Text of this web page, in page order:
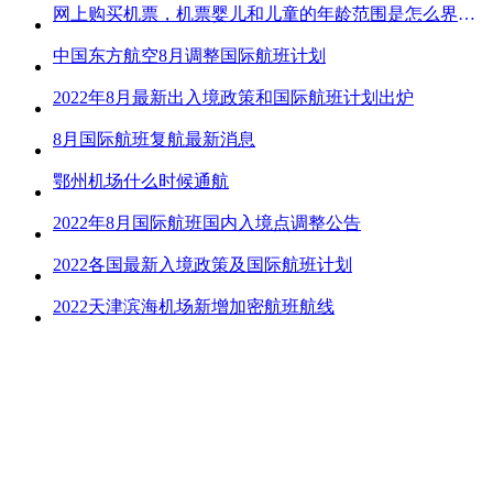
网上购买机票，机票婴儿和儿童的年龄范围是怎么界定的？
中国东方航空8月调整国际航班计划
2022年8月最新出入境政策和国际航班计划出炉
8月国际航班复航最新消息
鄂州机场什么时候通航
2022年8月国际航班国内入境点调整公告
2022各国最新入境政策及国际航班计划
2022天津滨海机场新增加密航班航线